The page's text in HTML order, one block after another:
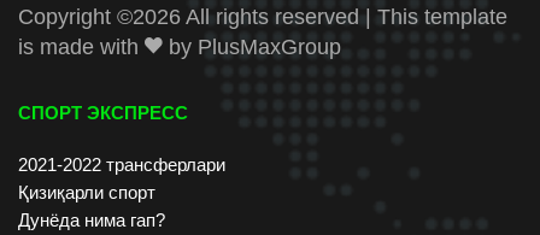
Copyright ©2026 All rights reserved | This template
is made with
by PlusMaxGroup
СПОРТ ЭКСПРЕСС
2021-2022 трансферлари
Қизиқарли спорт
Дунёда нима гап?